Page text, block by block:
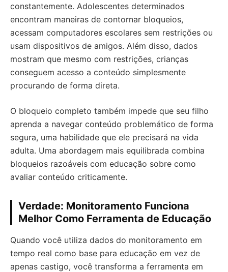
constantemente. Adolescentes determinados
encontram maneiras de contornar bloqueios,
acessam computadores escolares sem restrições ou
usam dispositivos de amigos. Além disso, dados
mostram que mesmo com restrições, crianças
conseguem acesso a conteúdo simplesmente
procurando de forma direta.
O bloqueio completo também impede que seu filho
aprenda a navegar conteúdo problemático de forma
segura, uma habilidade que ele precisará na vida
adulta. Uma abordagem mais equilibrada combina
bloqueios razoáveis com educação sobre como
avaliar conteúdo criticamente.
Verdade: Monitoramento Funciona
Melhor Como Ferramenta de Educação
Quando você utiliza dados do monitoramento em
tempo real como base para educação em vez de
apenas castigo, você transforma a ferramenta em